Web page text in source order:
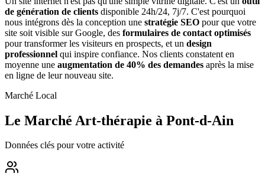
de génération de clients disponible 24h/24, 7j/7. C'est pourquoi
nous intégrons dès la conception une stratégie SEO pour que votre
site soit visible sur Google, des formulaires de contact optimisés
pour transformer les visiteurs en prospects, et un design
professionnel qui inspire confiance. Nos clients constatent en
moyenne une augmentation de 40% des demandes après la mise
en ligne de leur nouveau site.
Marché Local
Le Marché Art-thérapie à Pont-d-Ain
Données clés pour votre activité